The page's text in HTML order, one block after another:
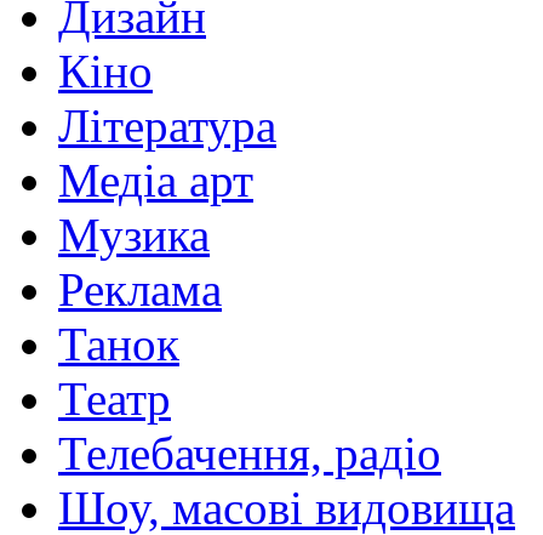
Дизайн
Кіно
Література
Медіа арт
Музика
Реклама
Танок
Театр
Телебачення, радіо
Шоу, масові видовища